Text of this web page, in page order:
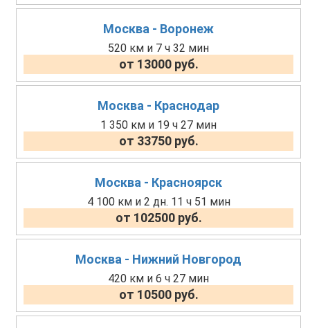
Москва - Воронеж
520 км и 7 ч 32 мин
от 13000 руб.
Москва - Краснодар
1 350 км и 19 ч 27 мин
от 33750 руб.
Москва - Красноярск
4 100 км и 2 дн. 11 ч 51 мин
от 102500 руб.
Москва - Нижний Новгород
420 км и 6 ч 27 мин
от 10500 руб.